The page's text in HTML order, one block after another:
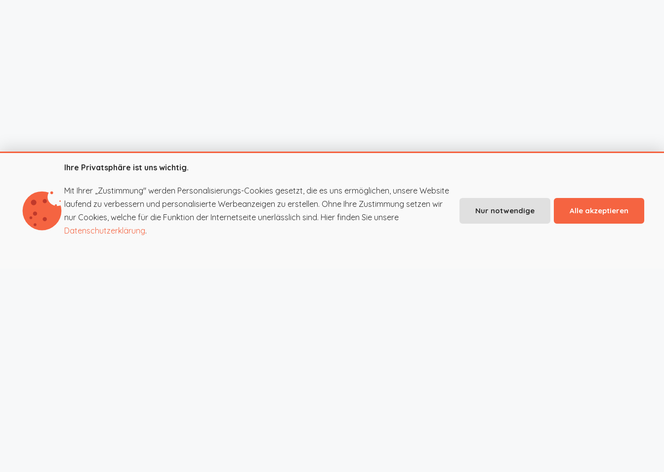
Ihre Privatsphäre ist uns wichtig.
Mit Ihrer „Zustimmung" werden Personalisierungs-Cookies gesetzt, die es uns ermöglichen, unsere Website
laufend zu verbessern und personalisierte Werbeanzeigen zu erstellen. Ohne Ihre Zustimmung setzen wir
nur Cookies, welche für die Funktion der Internetseite unerlässlich sind. Hier finden Sie unsere
Datenschutzerklärung.
Nur notwendige Alle akzeptieren